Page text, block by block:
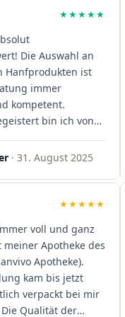
★★★★★
Die Auswahl an
Hanfprodukten ist
immer
kompetent.
bin ich von
–
und
was mir jedes
Man merkt,
an erster
Dank an das
– ich bin
· 31. August 2025
★★★★★
voll und ganz
Apotheke des
Apotheke).
kam bis jetzt
verpackt bei mir
Qualität der